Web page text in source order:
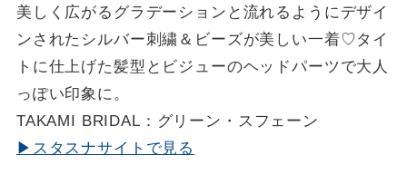
美しく広がるグラデーションと流れるようにデザイ
ンされたシルバー刺繍＆ビーズが美しい一着♡タイ
トに仕上げた髪型とビジューのヘッドパーツで大人
っぽい印象に。
TAKAMI BRIDAL：グリーン・スフェーン
▶スタスナサイトで見る